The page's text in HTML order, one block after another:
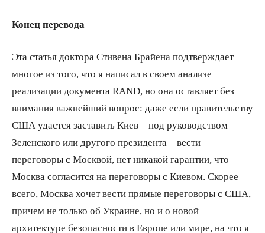
Конец перевода
Эта статья доктора Стивена Брайена подтверждает
многое из того, что я написал в своем анализе
реализации документа RAND, но она оставляет без
внимания важнейший вопрос: даже если правительству
США удастся заставить Киев – под руководством
Зеленского или другого президента – вести
переговоры с Москвой, нет никакой гарантии, что
Москва согласится на переговоры с Киевом. Скорее
всего, Москва хочет вести прямые переговоры с США,
причем не только об Украине, но и о новой
архитектуре безопасности в Европе или мире, на что я